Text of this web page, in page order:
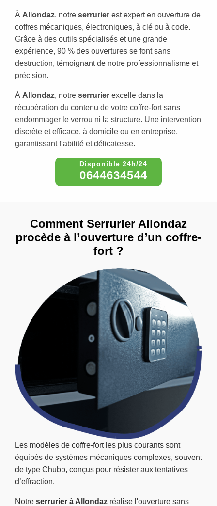
À Allondaz, notre serrurier est expert en ouverture de
coffres mécaniques, électroniques, à clé ou à code.
Grâce à des outils spécialisés et une grande
expérience, 90 % des ouvertures se font sans
destruction, témoignant de notre professionnalisme et
précision.
À Allondaz, notre serrurier excelle dans la
récupération du contenu de votre coffre-fort sans
endommager le verrou ni la structure. Une intervention
discrète et efficace, à domicile ou en entreprise,
garantissant fiabilité et délicatesse.
0644634544
Les modèles de coffre-fort les plus courants sont
équipés de systèmes mécaniques complexes, souvent
de type Chubb, conçus pour résister aux tentatives
d’effraction.
Notre serrurier à Allondaz réalise l'ouverture sans
Comment Serrurier Allondaz
procède à l’ouverture d’un coffre-
fort ?